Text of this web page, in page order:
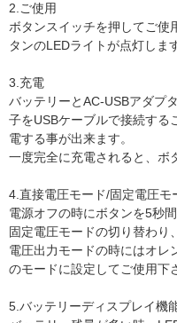
2.ご使用
ボタンスイッチを押してご使
タンのLEDライトが点灯しま
3.充電
バッテリーとAC-USBアダプ
子をUSBケーブルで接続する
電する事が出来ます。
一度完全に充電されると、ボ
4.直接電圧モード/固定電圧モ
電源オフの時にボタンを5秒
固定電圧モードの切り替わり
電圧出力モードの時にはオレ
のモードに設定してご使用下
5.バッテリーディスプレイ機